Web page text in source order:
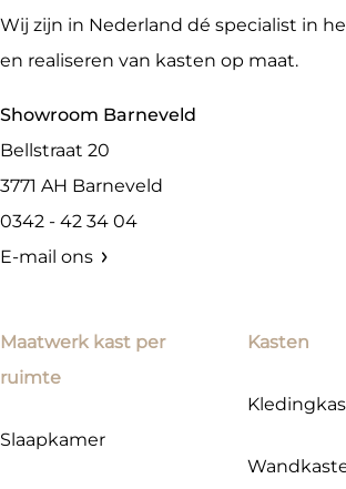
Wij zijn in Nederland dé specialist in
en realiseren van kasten op maat.
Showroom Barneveld
Bellstraat 20
3771 AH Barneveld
0342 - 42 34 04
E-mail ons
Maatwerk kast per
ruimte
Slaapkamer
Kasten